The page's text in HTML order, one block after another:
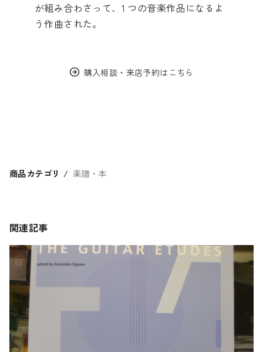
が組み合わさって、1 つの音楽作品になるよ
う作曲された。
購入相談・来店予約はこちら
商品カテゴリ 楽譜・本
関連記事